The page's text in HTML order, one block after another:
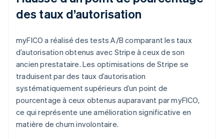
des taux d’autorisation
myFICO a réalisé des tests A/B comparant les taux
d’autorisation obtenus avec Stripe à ceux de son
ancien prestataire. Les optimisations de Stripe se
traduisent par des taux d’autorisation
systématiquement supérieurs d’un point de
pourcentage à ceux obtenus auparavant par myFICO,
ce qui représente une amélioration significative en
matière de churn involontaire.